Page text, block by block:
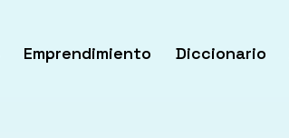
Emprendimiento Diccionario